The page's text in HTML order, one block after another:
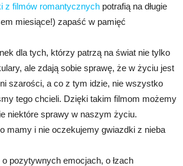
z filmów romantycznych potrafią na długie
miesiące!) zapaść w pamięć
dla tych, którzy patrzą na świat nie tylko
ale zdają sobie sprawę, że w życiu jest
szarości, a co z tym idzie, nie wszystko
tego chcieli. Dzięki takim filmom możemy
niektóre sprawy w naszym życiu.
mamy i nie oczekujemy gwiazdki z nieba
o pozytywnych emocjach, o łzach